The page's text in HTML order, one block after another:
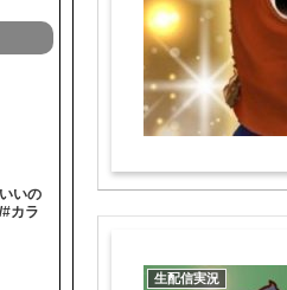
生配信実況
いの
カラ